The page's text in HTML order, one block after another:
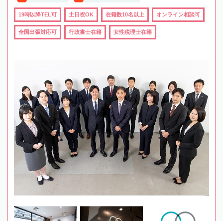
19時以降TEL可 土日祝OK 在籍数10名以上 オンライン相談可
全国出張対応可 行政書士在籍 女性税理士在籍